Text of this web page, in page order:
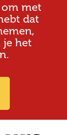
met
dat
je het